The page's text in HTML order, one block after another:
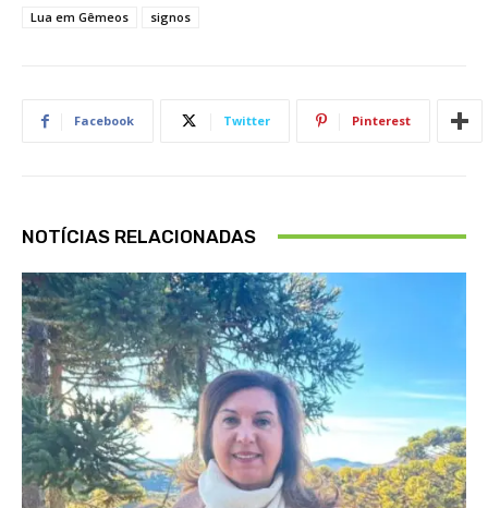
Lua em Gêmeos signos
Facebook Twitter Pinterest
NOTÍCIAS RELACIONADAS